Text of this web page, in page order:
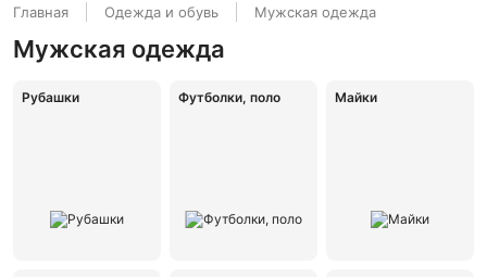
Главная Одежда и обувь Мужская одежда
Мужская одежда
Рубашки Футболки, поло Майки